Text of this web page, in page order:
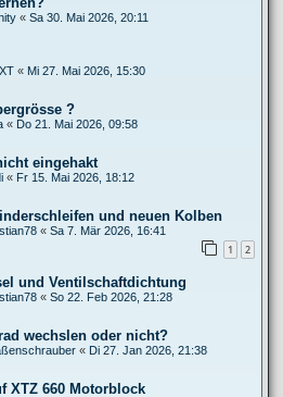
« Sa 30. Mai 2026, 20:11
« Mi 27. Mai 2026, 15:30
?
« Do 21. Mai 2026, 09:58
eingehakt
« Fr 15. Mai 2026, 18:12
und neuen Kolben
« Sa 7. Mär 2026, 16:41
1 2
und Ventilschaftdichtung
« So 22. Feb 2026, 21:28
wechslen oder nicht?
« Di 27. Jan 2026, 21:38
XTZ 660 Motorblock